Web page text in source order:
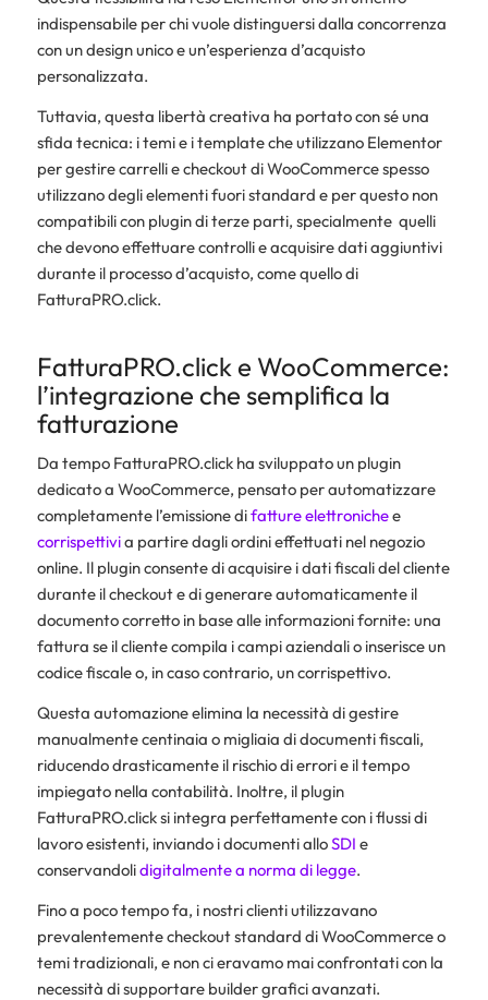
indispensabile per chi vuole distinguersi dalla concorrenza
con un design unico e un’esperienza d’acquisto
personalizzata.
Tuttavia, questa libertà creativa ha portato con sé una
sfida tecnica: i temi e i template che utilizzano Elementor
per gestire carrelli e checkout di WooCommerce spesso
utilizzano degli elementi fuori standard e per questo non
compatibili con plugin di terze parti, specialmente quelli
che devono effettuare controlli e acquisire dati aggiuntivi
durante il processo d’acquisto, come quello di
FatturaPRO.click.
FatturaPRO.click e WooCommerce:
l’integrazione che semplifica la
fatturazione
Da tempo FatturaPRO.click ha sviluppato un plugin
dedicato a WooCommerce, pensato per automatizzare
completamente l’emissione difatture elettronichee
corrispettivia partire dagli ordini effettuati nel negozio
online. Il plugin consente di acquisire i dati fiscali del cliente
durante il checkout e di generare automaticamente il
documento corretto in base alle informazioni fornite: una
fattura se il cliente compila i campi aziendali o inserisce un
codice fiscale o, in caso contrario, un corrispettivo.
Questa automazione elimina la necessità di gestire
manualmente centinaia o migliaia di documenti fiscali,
riducendo drasticamente il rischio di errori e il tempo
impiegato nella contabilità. Inoltre, il plugin
FatturaPRO.click si integra perfettamente con i flussi di
lavoro esistenti, inviando i documenti alloSDI e
conservandolidigitalmente a norma di legge.
Fino a poco tempo fa, i nostri clienti utilizzavano
prevalentemente checkout standard di WooCommerce o
temi tradizionali, e non ci eravamo mai confrontati con la
necessità di supportare builder grafici avanzati.